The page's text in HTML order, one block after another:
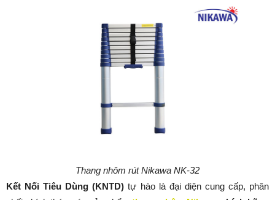
Thang nhôm rút Nikawa NK-32
Kết Nối Tiêu Dùng (KNTD) tự hào là đại diện cung cấp, phân